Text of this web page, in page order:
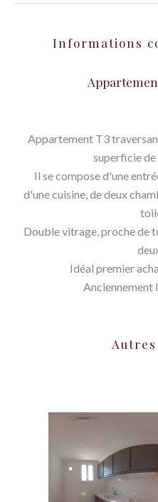
Informations
Appartement T3
superficie de
Il se compose d'une
d'une cuisine, de deux
Double vitrage, proche de
Idéal premier
Anciennement